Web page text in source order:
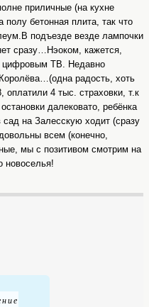
приличные (на кухне
бетонная плита, так что
подъезде везде лампочки
сразу…Нэоком, кажется,
цифровым ТВ. Недавно
радость, хоть
оплатили 4 тыс. страховки, т.к
далековато, ребёнка
на Залесскую ходит (сразу
всем (конечно,
мы с позитивом смотрим на
новоселья!